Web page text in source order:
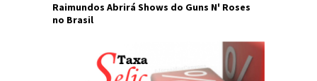
Raimundos Abrirá Shows do Guns N' Roses
no Brasil